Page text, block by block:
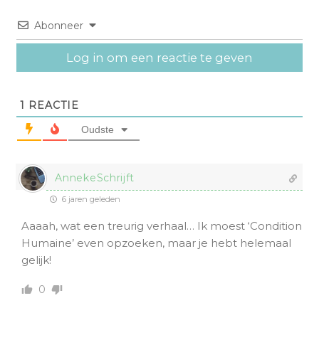
Abonneer
Log in om een reactie te geven
1 REACTIE
Oudste
AnnekeSchrijft
6 jaren geleden
Aaaah, wat een treurig verhaal… Ik moest ‘Condition
Humaine’ even opzoeken, maar je hebt helemaal
gelijk!
0